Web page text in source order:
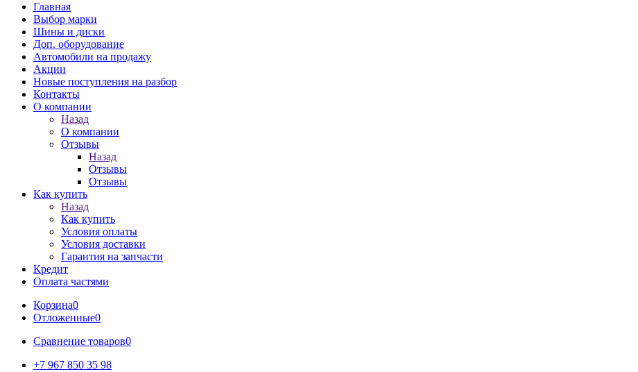
Главная
Выбор марки
Шины и диски
Доп. оборудование
Автомобили на продажу
Акции
Новые поступления на разбор
Контакты
О компании
Назад
О компании
Отзывы
Назад
Отзывы
Отзывы
Как купить
Назад
Как купить
Условия оплаты
Условия доставки
Гарантия на запчасти
Кредит
Оплата частями
Корзина0
Отложенные0
Сравнение товаров0
+7 967 850 35 98